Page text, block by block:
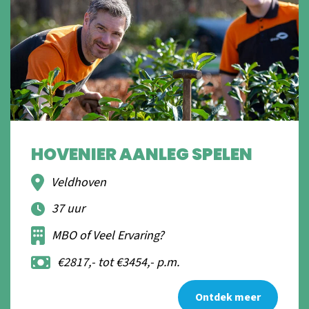
HOVENIER AANLEG SPELEN
Veldhoven
37 uur
MBO of Veel Ervaring?
€2817,- tot €3454,- p.m.
Ontdek meer